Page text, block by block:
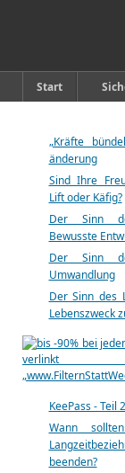
Start
„Kräfte
änderung
Sind Ihre
Lift oder Käfig?
Der Sinn
Bewusste
Der Sinn
Umwandlung
Der Sinn des
Lebenszweck
KeePass - Teil
Wann
beenden?